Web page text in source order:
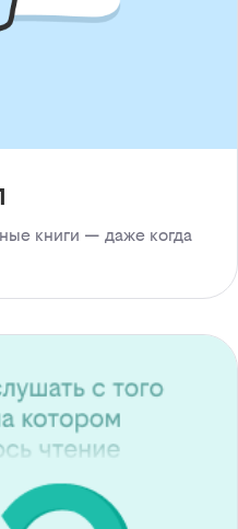
книги — даже когда